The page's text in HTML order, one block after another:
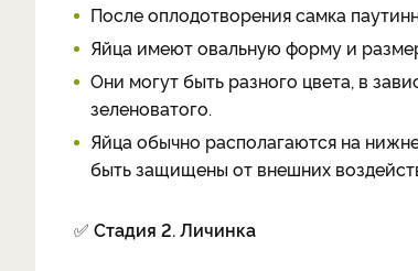
После оплодотворения самка
Яйца имеют овальную форму и
Они могут быть разного цвета, в
зеленоватого.
Яйца обычно располагаются на
быть защищены от внешних
✅ Стадия 2. Личинка